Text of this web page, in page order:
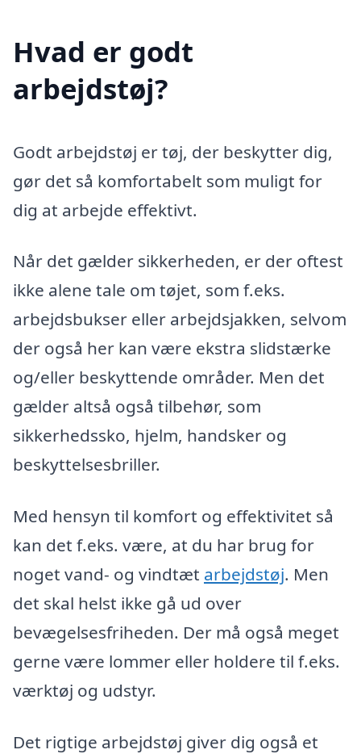
Hvad er godt
arbejdstøj?
Godt arbejdstøj er tøj, der beskytter dig,
gør det så komfortabelt som muligt for
dig at arbejde effektivt.
Når det gælder sikkerheden, er der oftest
ikke alene tale om tøjet, som f.eks.
arbejdsbukser eller arbejdsjakken, selvom
der også her kan være ekstra slidstærke
og/eller beskyttende områder. Men det
gælder altså også tilbehør, som
sikkerhedssko, hjelm, handsker og
beskyttelsesbriller.
Med hensyn til komfort og effektivitet så
kan det f.eks. være, at du har brug for
noget vand- og vindtæt arbejdstøj. Men
det skal helst ikke gå ud over
bevægelsesfriheden. Der må også meget
gerne være lommer eller holdere til f.eks.
værktøj og udstyr.
Det rigtige arbejdstøj giver dig også et